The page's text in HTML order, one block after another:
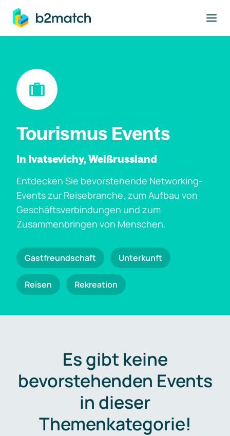
springen
Tourismus Events
In Ivatsevichy, Weißrussland
Entdecken Sie bevorstehende Networking-
Events zur Reisebranche, zum Aufbau von
Geschäftsverbindungen und zum
Zusammenbringen von Menschen.
Gastfreundschaft Unterkunft
Reisen Rekreation
Es gibt keine
bevorstehenden Events
in dieser
Themenkategorie!